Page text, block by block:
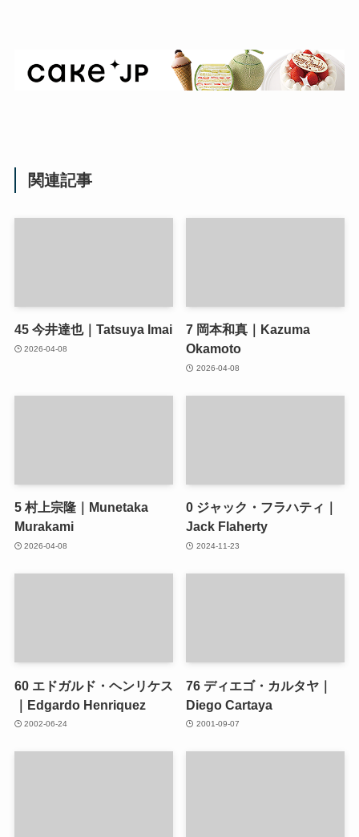
関連記事
45今井達也｜Tatsuya Imai
2026-04-08
7 岡本和真｜Kazuma
Okamoto
2026-04-08
5村上宗隆｜Munetaka
Murakami
2026-04-08
0 ジャック・フラハティ｜
Jack Flaherty
2024-11-23
60エドガルド・ヘンリケス
｜Edgardo Henriquez
2002-06-24
76 ディエゴ・カルタヤ｜
Diego Cartaya
2001-09-07